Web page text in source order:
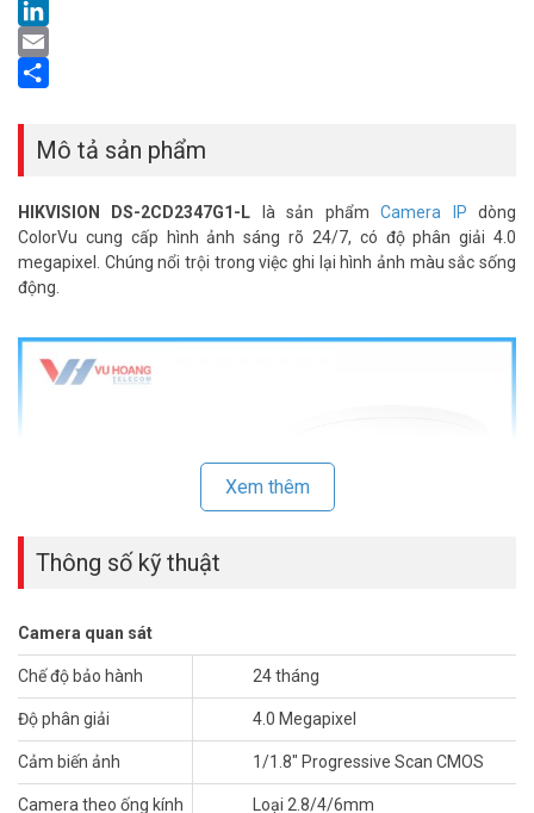
LinkedIn
Email
Mô tả sản phẩm
HIKVISION DS-2CD2347G1-L là sản phẩmCamera IP dòng
ColorVu cung cấp hình ảnh sáng rõ 24/7, có độ phân giải 4.0
megapixel. Chúng nổi trội trong việc ghi lại hình ảnh màu sắc sống
động.
Camera HikvisionColorVu là sản phẩm phù hợp lắp đặt tại nơi yêu
cầu hình ảnh màu có độ phân giải cao. Ngay cả trong môi trường
ánh sáng cực thấp.
Thông số kỹ thuật camera IP Colorvu bán
Xem thêm
Thông số kỹ thuật
Camera quan sát
Chế độ bảo hành 24 tháng
Độ phân giải 4.0 Megapixel
Cảm biến ảnh 1/1.8″ Progressive Scan CMOS
Camera theo ống kính Loại 2.8/4/6mm